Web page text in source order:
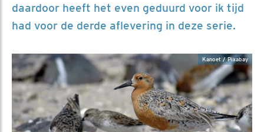
daardoor heeft het even geduurd voor ik tijd
had voor de derde aflevering in deze serie.
Kanoet / Pixabay